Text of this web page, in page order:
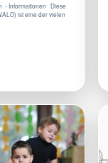
- Informationen Diese
ist eine der vielen